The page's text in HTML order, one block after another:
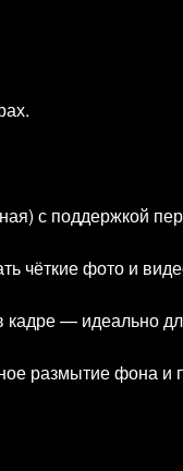
с поддержкой
чёткие фото и
— идеально
размытие фона и